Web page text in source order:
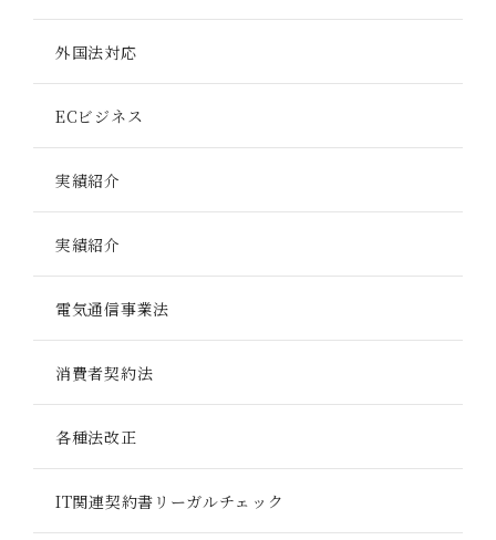
外国法対応
ECビジネス
実績紹介
実績紹介
電気通信事業法
消費者契約法
各種法改正
IT関連契約書リーガルチェック